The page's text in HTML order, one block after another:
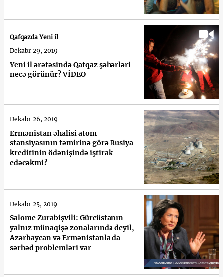
Yeni il ərəfəsində Qafqaz şəhərləri
necə görünür? VİDEO
Qafqazda Yeni il
Dekabr 29, 2019
Ermənistan əhalisi atom
stansiyasının təmirinə görə Rusiya
kreditinin ödənişində iştirak
edəcəkmi?
Dekabr 26, 2019
Salome Zurabişvili: Gürcüstanın
yalnız münaqişə zonalarında deyil,
Azərbaycan və Ermənistanla da
sərhəd problemləri var
Dekabr 25, 2019